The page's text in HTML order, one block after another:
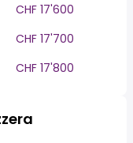
CHF 17'600
CHF 17'700
CHF 17'800